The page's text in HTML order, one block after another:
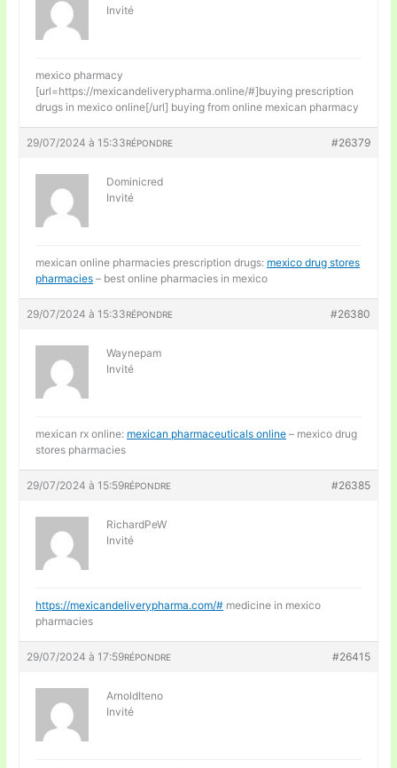
Invité
mexico pharmacy
[url=https://mexicandeliverypharma.online/#]buying prescription
drugs in mexico online[/url] buying from online mexican pharmacy
29/07/2024 à 15:33 #26379
RÉPONDRE
Dominicred
Invité
mexican online pharmacies prescription drugs: mexico drug stores
pharmacies – best online pharmacies in mexico
29/07/2024 à 15:33 #26380
RÉPONDRE
Waynepam
Invité
mexican rx online: mexican pharmaceuticals online – mexico drug
stores pharmacies
29/07/2024 à 15:59 #26385
RÉPONDRE
RichardPeW
Invité
https://mexicandeliverypharma.com/# medicine in mexico
pharmacies
29/07/2024 à 17:59 #26415
RÉPONDRE
ArnoldIteno
Invité